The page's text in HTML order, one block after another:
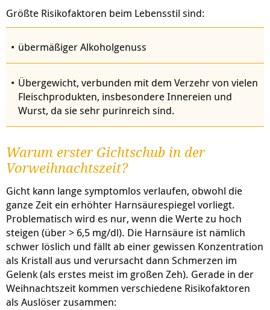
Größte Risikofaktoren beim Lebensstil sind:
übermäßiger Alkoholgenuss
Übergewicht, verbunden mit dem Verzehr von vielen
Fleischprodukten, insbesondere Innereien und
Wurst, da sie sehr purinreich sind.
Warum erster Gichtschub in der
Vorweihnachtszeit?
Gicht kann lange symptomlos verlaufen, obwohl die
ganze Zeit ein erhöhter Harnsäurespiegel vorliegt.
Problematisch wird es nur, wenn die Werte zu hoch
steigen (über > 6,5 mg/dl). Die Harnsäure ist nämlich
schwer löslich und fällt ab einer gewissen Konzentration
als Kristall aus und verursacht dann Schmerzen im
Gelenk (als erstes meist im großen Zeh). Gerade in der
Weihnachtszeit kommen verschiedene Risikofaktoren
als Auslöser zusammen: